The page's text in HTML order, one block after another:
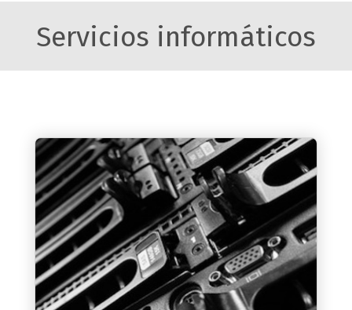
Servicios informáticos
Servicios on-premise